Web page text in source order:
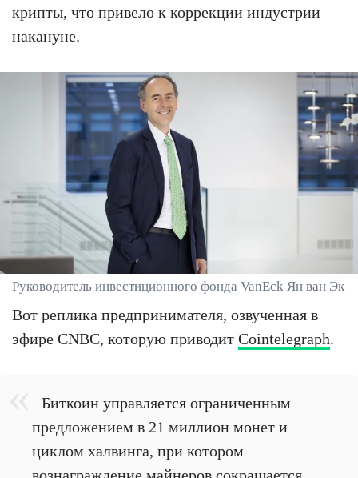
крипты, что привело к коррекции индустрии
накануне.
Руководитель инвестиционного фонда VanEck Ян ван Эк
Вот реплика предпринимателя, озвученная в
эфире CNBC, которую приводит Cointelegraph.
Биткоин управляется ограниченным
предложением в 21 миллион монет и
циклом халвинга, при котором